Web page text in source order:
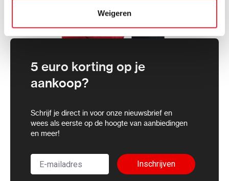
Weigeren
5 euro korting op je
aankoop?
Schrijf je direct in voor onze nieuwsbrief en
wees als eerste op de hoogte van aanbiedingen
en meer!
Inschrijven